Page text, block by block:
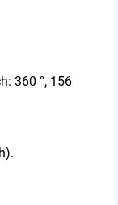
360 °, 156